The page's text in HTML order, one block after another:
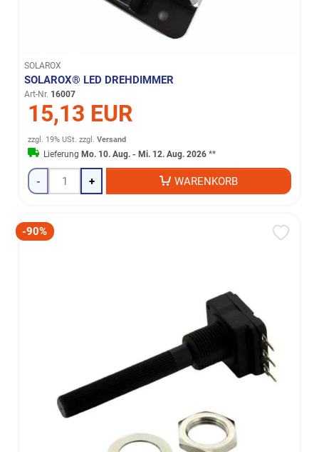
SOLAROX
SOLAROX® LED DREHDIMMER
Art-Nr. 16007
15,13 EUR
zzgl. 19% USt. zzgl.Versand
LieferungMo. 10. Aug. - Mi. 12. Aug. 2026 **
- + WARENKORB
-90%